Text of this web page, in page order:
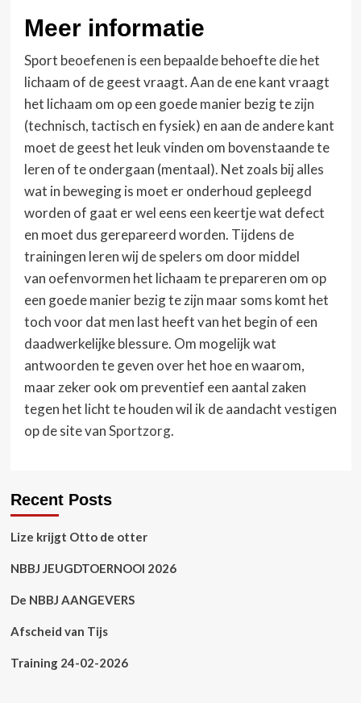
Meer informatie
Sport beoefenen is een bepaalde behoefte die het
lichaam of de geest vraagt. Aan de ene kant vraagt
het lichaam om op een goede manier bezig te zijn
(technisch, tactisch en fysiek) en aan de andere kant
moet de geest het leuk vinden om bovenstaande te
leren of te ondergaan (mentaal). Net zoals bij alles
wat in beweging is moet er onderhoud gepleegd
worden of gaat er wel eens een keertje wat defect
en moet dus gerepareerd worden. Tijdens de
trainingen leren wij de spelers om door middel
van oefenvormen het lichaam te prepareren om op
een goede manier bezig te zijn maar soms komt het
toch voor dat men last heeft van het begin of een
daadwerkelijke blessure. Om mogelijk wat
antwoorden te geven over het hoe en waarom,
maar zeker ook om preventief een aantal zaken
tegen het licht te houden wil ik de aandacht vestigen
op de site vanSportzorg.
Recent Posts
Lize krijgt Otto de otter
NBBJ JEUGDTOERNOOI 2026
De NBBJ AANGEVERS
Afscheid van Tijs
Training 24-02-2026